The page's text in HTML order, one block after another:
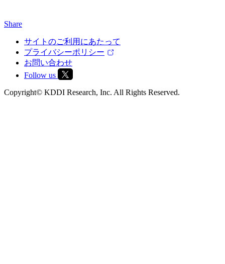
Share
サイトのご利用にあたって
プライバシーポリシー
お問い合わせ
Follow us
Copyright© KDDI Research, Inc. All Rights Reserved.